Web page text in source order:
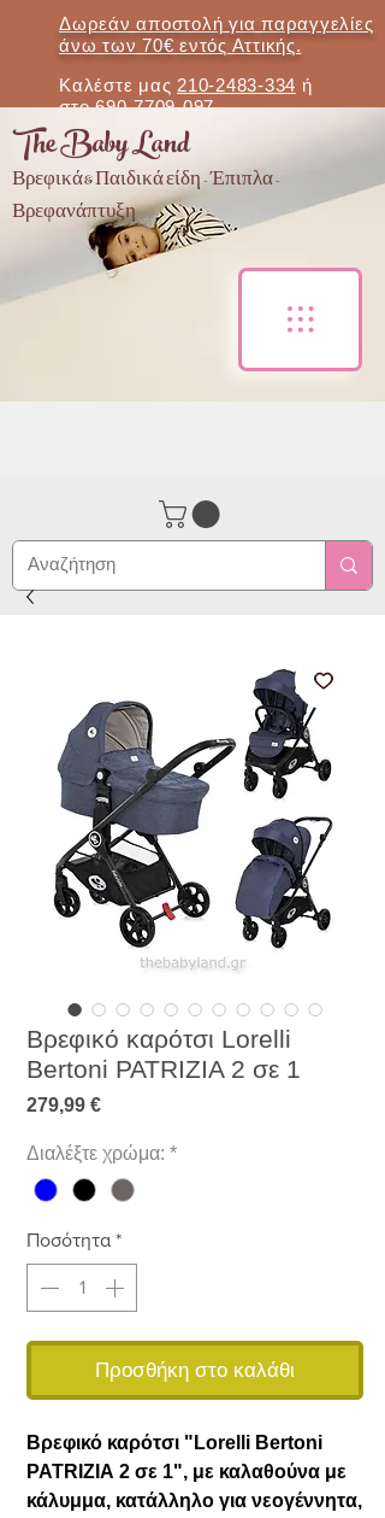
Δωρεάν αποστολή για παραγγελίες
άνω των 70€ εντός Αττικής.
Καλέστε μας 210-2483-334 ή
στο690-7709-097
The Baby Land
Βρεφικά & Παιδικά είδη - Έπιπλα -
Βρεφανάπτυξη
Βρεφικό καρότσι Lorelli
Bertoni PATRIZIA 2 σε 1
279,99 €Τιμή
Διαλέξτε χρώμα: *
Ποσότητα *
Προσθήκη στο καλάθι
Βρεφικό καρότσι "Lorelli Bertoni
PATRIZIA 2 σε 1", με καλαθούνα με
κάλυμμα, κατάλληλο για νεογέννητα,